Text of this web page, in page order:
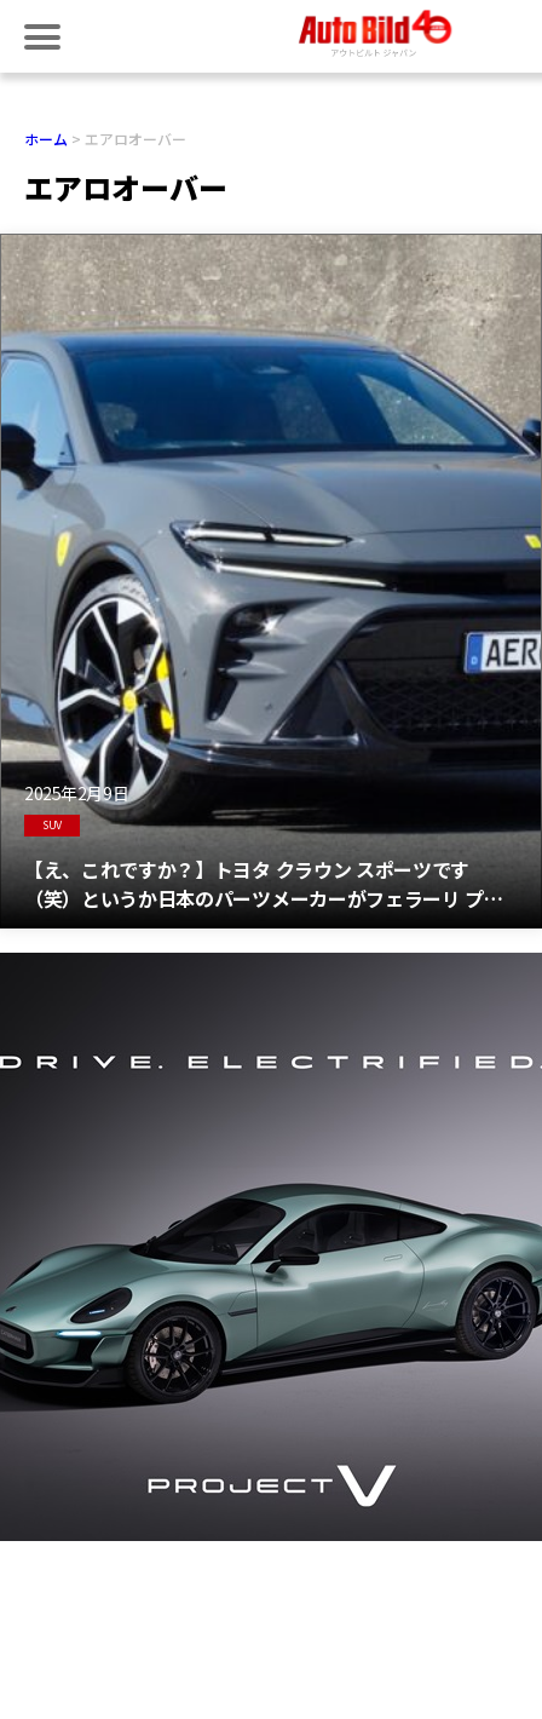
ホーム エアロオーバー
エアロオーバー
2025年2月9日
SUV
【え、これですか？】トヨタ クラウン スポーツです
（笑）というか日本のパーツメーカーがフェラーリ プロ
サングエ風にカスタムしたクラウンだ！